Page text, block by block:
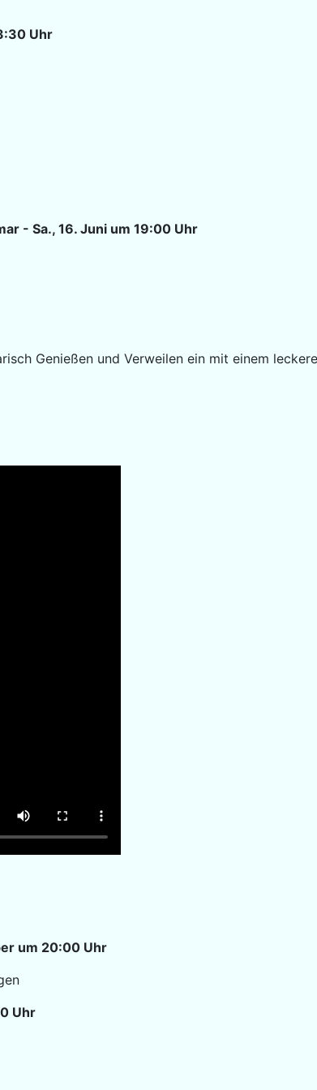
Uhr
- Sa., 16. Juni um 19:00 Uhr
Genießen und Verweilen ein mit einem
um 20:00 Uhr
Uhr